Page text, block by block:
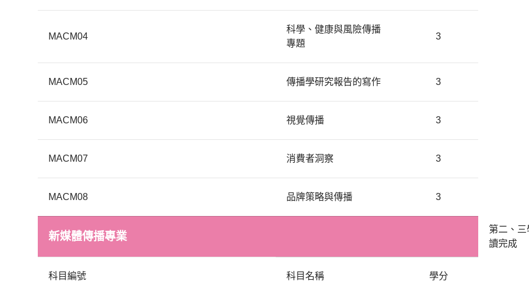
第二、
讀完成
MACM04
科學、健康與風險傳播
專題
3
MACM05 傳播學研究報告的寫作 3
MACM06 視覺傳播 3
MACM07 消費者洞察 3
MACM08 品牌策略與傳播 3
新媒體傳播專業
科目編號 科目名稱 學分